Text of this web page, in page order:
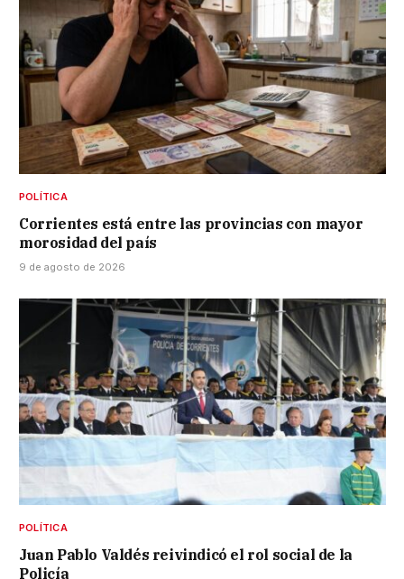
POLÍTICA
Corrientes está entre las provincias con mayor
morosidad del país
9 de agosto de 2026
POLÍTICA
Juan Pablo Valdés reivindicó el rol social de la
Policía